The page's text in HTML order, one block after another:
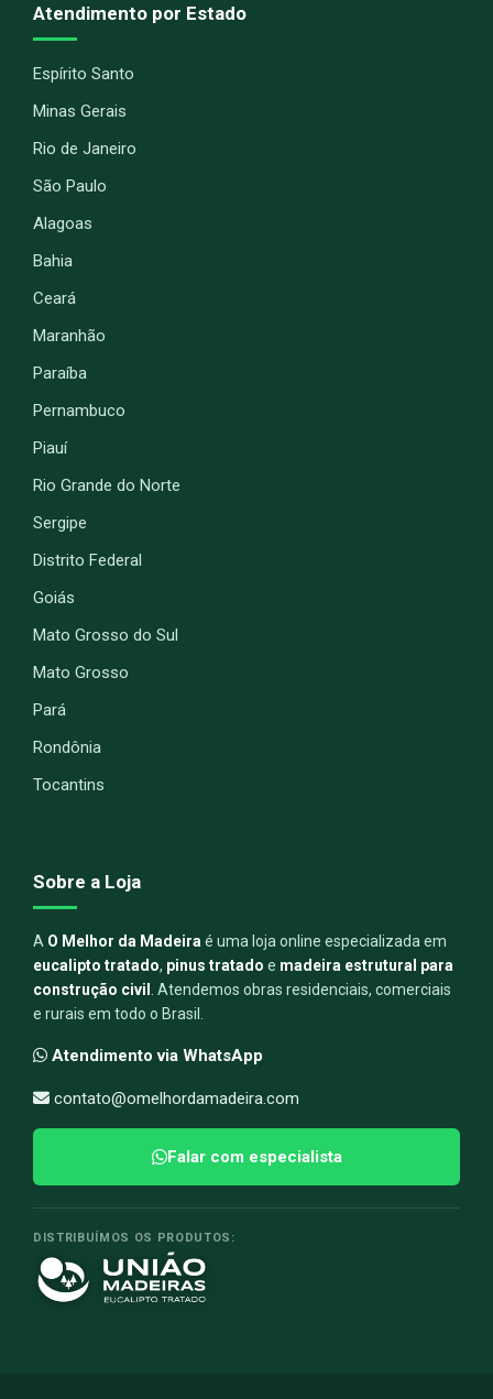
Atendimento por Estado
Espírito Santo
Minas Gerais
Rio de Janeiro
São Paulo
Alagoas
Bahia
Ceará
Maranhão
Paraíba
Pernambuco
Piauí
Rio Grande do Norte
Sergipe
Distrito Federal
Goiás
Mato Grosso do Sul
Mato Grosso
Pará
Rondônia
Tocantins
Sobre a Loja
A O Melhor da Madeira é uma loja online especializada em
eucalipto tratado, pinus tratado e madeira estrutural para
construção civil . Atendemos obras residenciais, comerciais
e rurais em todo o Brasil.
Atendimento via WhatsApp
contato@omelhordamadeira.com
Falar com especialista
DISTRIBUÍMOS OS PRODUTOS: